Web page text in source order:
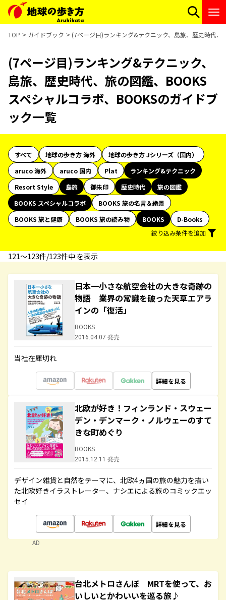
TOP ガイドブック (7ページ目)ランキング&テクニック、島旅、歴史時代
(7ページ目)ランキング&テクニック、
島旅、歴史時代、旅の図鑑、BOOKS
スペシャルコラボ、BOOKSのガイドブ
ック一覧
すべて 地球の歩き方 海外
地球の歩き方 Jシリーズ（国内）
aruco 海外
aruco 国内 Plat
ランキング&テクニック
Resort Style
島旅 御朱印 歴史時代
旅の図鑑
BOOKS スペシャルコラボ
BOOKS 旅の名言＆絶景
BOOKS 旅と健康
BOOKS 旅の読み物 BOOKS
D-Books
絞り込み条件を追加
121〜123件/123件中 を表示
日本一小さな航空会社の大きな奇跡の
物語 業界の常識を破った天草エアラ
インの「復活」
BOOKS
2016.04.07 発売
当社在庫切れ
詳細を見る
北欧が好き！フィンランド・スウェー
デン・デンマーク・ノルウェーのすて
きな町めぐり
BOOKS
2015.12.11 発売
デザイン雑貨と自然をテーマに、北欧4ヵ国の旅の魅力を描い
た北欧好きイラストレーター、ナシエによる旅のコミックエッ
セイ
詳細を見る
AD
台北メトロさんぽ MRTを使って、お
いしいとかわいいを巡る旅♪